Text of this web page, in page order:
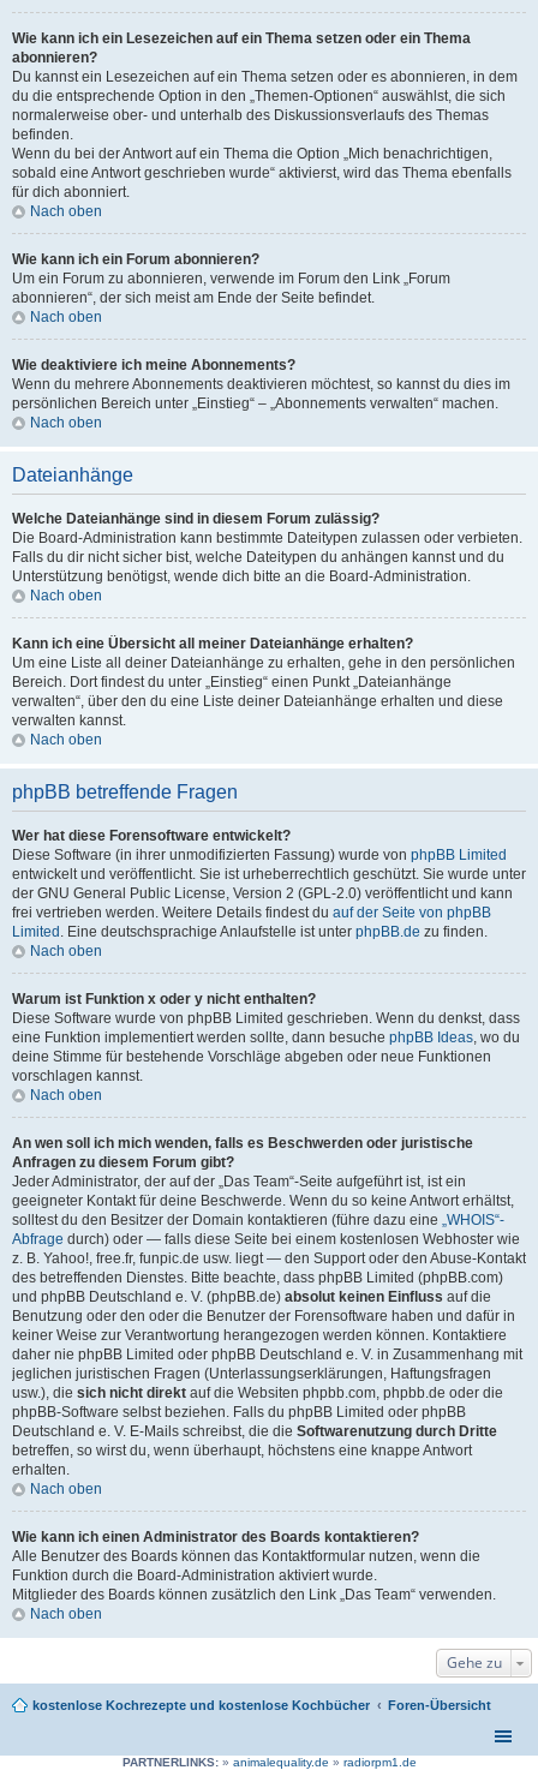
Wie kann ich ein Lesezeichen auf ein Thema setzen oder ein Thema
abonnieren?
Du kannst ein Lesezeichen auf ein Thema setzen oder es abonnieren, in dem
du die entsprechende Option in den „Themen-Optionen“ auswählst, die sich
normalerweise ober- und unterhalb des Diskussionsverlaufs des Themas
befinden.
Wenn du bei der Antwort auf ein Thema die Option „Mich benachrichtigen,
sobald eine Antwort geschrieben wurde“ aktivierst, wird das Thema ebenfalls
für dich abonniert.
Nach oben
Wie kann ich ein Forum abonnieren?
Um ein Forum zu abonnieren, verwende im Forum den Link „Forum
abonnieren“, der sich meist am Ende der Seite befindet.
Nach oben
Wie deaktiviere ich meine Abonnements?
Wenn du mehrere Abonnements deaktivieren möchtest, so kannst du dies im
persönlichen Bereich unter „Einstieg“ – „Abonnements verwalten“ machen.
Nach oben
Dateianhänge
Welche Dateianhänge sind in diesem Forum zulässig?
Die Board-Administration kann bestimmte Dateitypen zulassen oder verbieten.
Falls du dir nicht sicher bist, welche Dateitypen du anhängen kannst und du
Unterstützung benötigst, wende dich bitte an die Board-Administration.
Nach oben
Kann ich eine Übersicht all meiner Dateianhänge erhalten?
Um eine Liste all deiner Dateianhänge zu erhalten, gehe in den persönlichen
Bereich. Dort findest du unter „Einstieg“ einen Punkt „Dateianhänge
verwalten“, über den du eine Liste deiner Dateianhänge erhalten und diese
verwalten kannst.
Nach oben
phpBB betreffende Fragen
Wer hat diese Forensoftware entwickelt?
Diese Software (in ihrer unmodifizierten Fassung) wurde von phpBB Limited
entwickelt und veröffentlicht. Sie ist urheberrechtlich geschützt. Sie wurde unter
der GNU General Public License, Version 2 (GPL-2.0) veröffentlicht und kann
frei vertrieben werden. Weitere Details findest du auf der Seite von phpBB
Limited . Eine deutschsprachige Anlaufstelle ist unter phpBB.de zu finden.
Nach oben
Warum ist Funktion x oder y nicht enthalten?
Diese Software wurde von phpBB Limited geschrieben. Wenn du denkst, dass
eine Funktion implementiert werden sollte, dann besuche phpBB Ideas, wo du
deine Stimme für bestehende Vorschläge abgeben oder neue Funktionen
vorschlagen kannst.
Nach oben
An wen soll ich mich wenden, falls es Beschwerden oder juristische
Anfragen zu diesem Forum gibt?
Jeder Administrator, der auf der „Das Team“-Seite aufgeführt ist, ist ein
geeigneter Kontakt für deine Beschwerde. Wenn du so keine Antwort erhältst,
solltest du den Besitzer der Domain kontaktieren (führe dazu eine „WHOIS“-
Abfrage durch) oder — falls diese Seite bei einem kostenlosen Webhoster wie
z. B. Yahoo!, free.fr, funpic.de usw. liegt — den Support oder den Abuse-Kontakt
des betreffenden Dienstes. Bitte beachte, dass phpBB Limited (phpBB.com)
und phpBB Deutschland e. V. (phpBB.de) absolut keinen Einfluss auf die
Benutzung oder den oder die Benutzer der Forensoftware haben und dafür in
keiner Weise zur Verantwortung herangezogen werden können. Kontaktiere
daher nie phpBB Limited oder phpBB Deutschland e. V. in Zusammenhang mit
jeglichen juristischen Fragen (Unterlassungserklärungen, Haftungsfragen
usw.), die sich nicht direkt auf die Websiten phpbb.com, phpbb.de oder die
phpBB-Software selbst beziehen. Falls du phpBB Limited oder phpBB
Deutschland e. V. E-Mails schreibst, die die Softwarenutzung durch Dritte
betreffen, so wirst du, wenn überhaupt, höchstens eine knappe Antwort
erhalten.
Nach oben
Wie kann ich einen Administrator des Boards kontaktieren?
Alle Benutzer des Boards können das Kontaktformular nutzen, wenn die
Funktion durch die Board-Administration aktiviert wurde.
Mitglieder des Boards können zusätzlich den Link „Das Team“ verwenden.
Nach oben
Gehe zu
kostenlose Kochrezepte und kostenlose Kochbücher Foren-Übersicht
PARTNERLINKS:» animalequality.de » radiorpm1.de